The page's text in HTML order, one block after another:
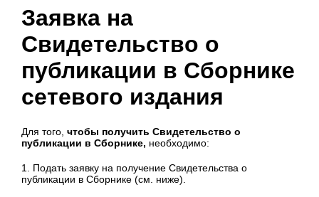
Заявка на
Свидетельство о
публикации в Сборнике
сетевого издания
Для того, чтобы получить Свидетельство о
публикации в Сборнике, необходимо:
1. Подать заявку на получение Свидетельства о
публикации в Сборнике (см. ниже).